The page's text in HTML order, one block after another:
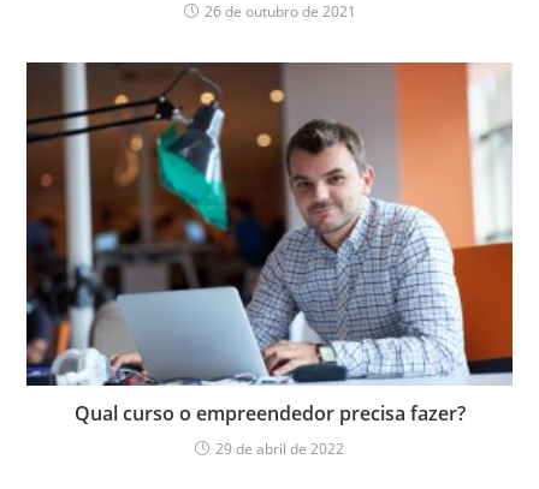
26 de outubro de 2021
Qual curso o empreendedor precisa fazer?
29 de abril de 2022